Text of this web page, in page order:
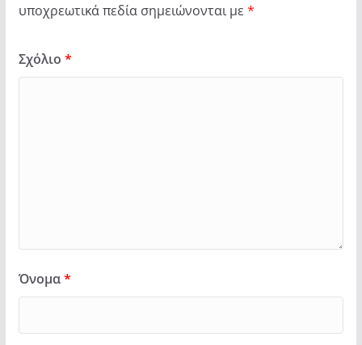
υποχρεωτικά πεδία σημειώνονται με *
Σχόλιο *
Όνομα*